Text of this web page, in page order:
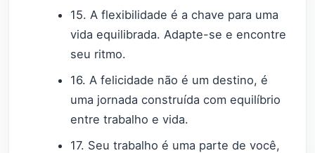
15. A flexibilidade é a chave para uma
vida equilibrada. Adapte-se e encontre
seu ritmo.
16. A felicidade não é um destino, é
uma jornada construída com equilíbrio
entre trabalho e vida.
17. Seu trabalho é uma parte de você,